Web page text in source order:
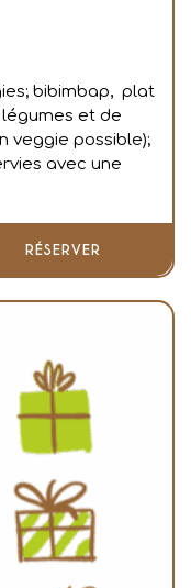
bibimbap, plat
et de
veggie possible);
avec une
RÉSERVER